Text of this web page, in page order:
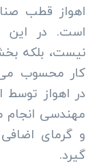
اهواز قطب
است. در این
نیست، بلکه
کار محسوب
در اهواز توسط
مهندسی انجام
و گرمای
گیرد.